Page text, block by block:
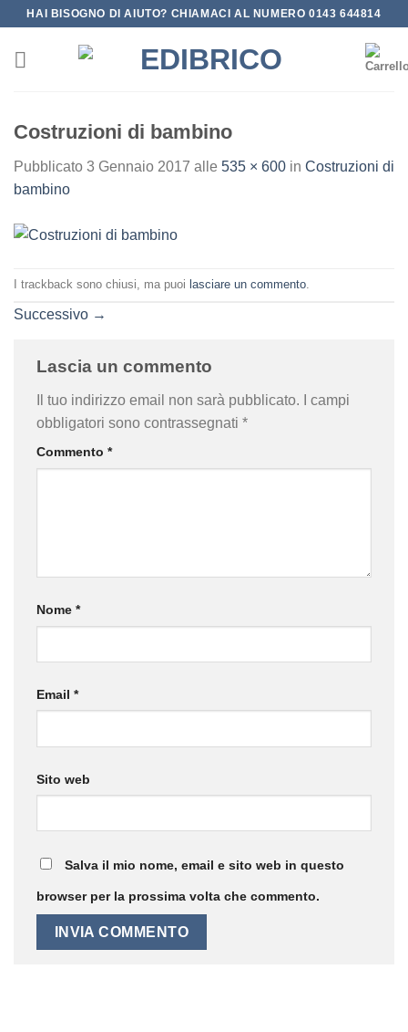
Salta
contenuti
HAI BISOGNO DI AIUTO? CHIAMACI AL NUMERO 0143 644814
Costruzioni di bambino
Pubblicato 3 Gennaio 2017 alle 535 × 600 in Costruzioni di
bambino
I trackback sono chiusi, ma puoi lasciare un commento
Successivo →
Lascia un commento
Il tuo indirizzo email non sarà pubblicato.
I campi
obbligatori sono contrassegnati *
Commento *
Nome *
Email *
Sito web
Salva il mio nome, email e sito web in questo
browser per la prossima volta che commento.